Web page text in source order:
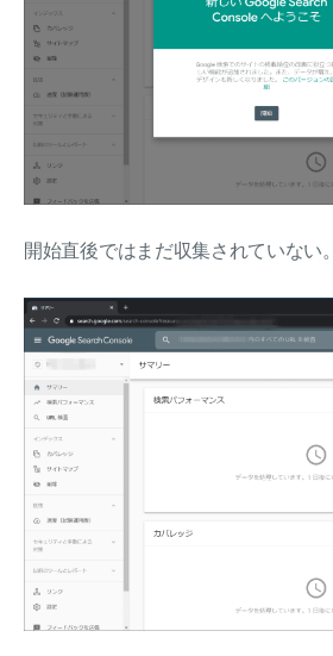
開始直後ではまだ収集されていない。